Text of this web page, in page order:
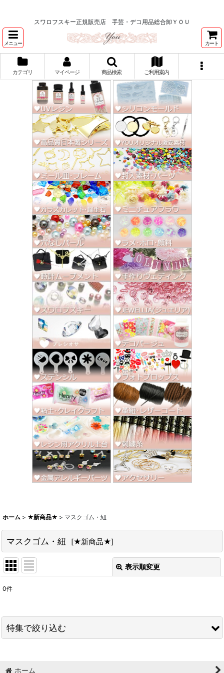
スワロフスキー正規販売店 手芸・デコ用品総合卸ＹＯＵ
メニュー カート
カテゴリ マイページ 商品検索 ご利用案内
ホーム > ★新商品★ > マスクゴム・紐
マスクゴム・紐 [★新商品★]
表示順変更
並び順 :
0件
特集で絞り込む
ホーム